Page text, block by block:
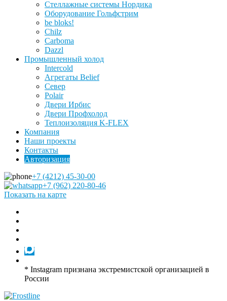
Стеллажные системы Нордика
Оборудование Гольфстрим
be bloks!
Chilz
Carboma
Dazzl
Промышленный холод
Intercold
Агрегаты Belief
Север
Polair
Двери Ирбис
Двери Профхолод
Теплоизоляция K-FLEX
Компания
Наши проекты
Контакты
Авторизация
+7 (4212) 45-30-00
+7 (962) 220-80-46
Показать на карте
* Instagram признана экстремистской организацией в
России